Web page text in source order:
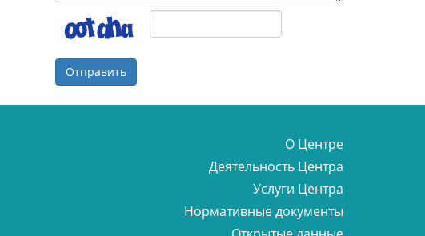
Отправить
О Центре
Деятельность Центра
Услуги Центра
Нормативные документы